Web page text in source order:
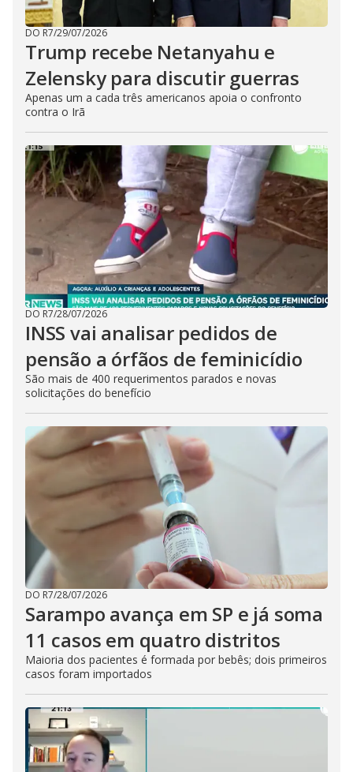
DO R7/29/07/2026
Trump recebe Netanyahu e
Zelensky para discutir guerras
Apenas um a cada três americanos apoia o confronto
contra o Irã
DO R7/28/07/2026
INSS vai analisar pedidos de
pensão a órfãos de feminicídio
São mais de 400 requerimentos parados e novas
solicitações do benefício
DO R7/28/07/2026
Sarampo avança em SP e já soma
11 casos em quatro distritos
Maioria dos pacientes é formada por bebês; dois primeiros
casos foram importados